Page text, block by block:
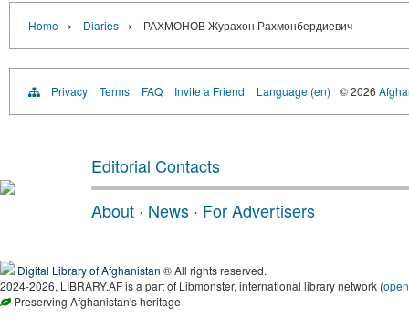
Home › Diaries › РАХМОНОВ Журахон Рахмонбердиевич
Privacy Terms FAQ Invite a Friend Language (en) © 2026
Editorial Contacts
About · News · For Advertisers
Digital Library of Afghanistan ® All rights reserved.
2024-2026, LIBRARY.AF is a part of Libmonster, international library network (
Preserving Afghanistan's heritage